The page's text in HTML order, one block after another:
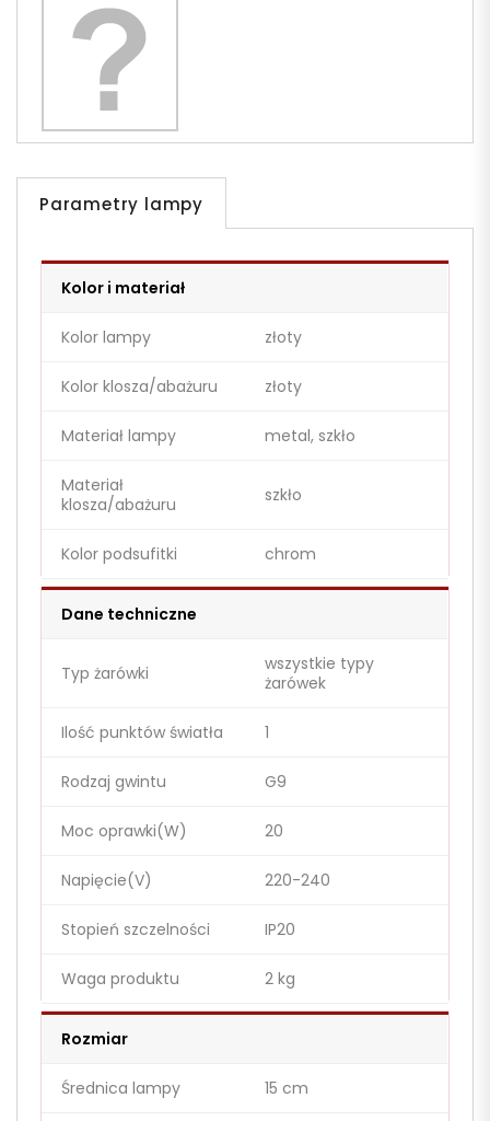
Parametry lampy
Kolor i materiał
Kolor lampy złoty
Kolor klosza/abażuru złoty
Materiał lampy metal, szkło
Materiał
klosza/abażuru
szkło
Kolor podsufitki chrom
Dane techniczne
Typ żarówki
wszystkie typy
żarówek
Ilość punktów światła 1
Rodzaj gwintu G9
Moc oprawki(W) 20
Napięcie(V) 220-240
Stopień szczelności IP20
Waga produktu 2 kg
Rozmiar
Średnica lampy 15 cm